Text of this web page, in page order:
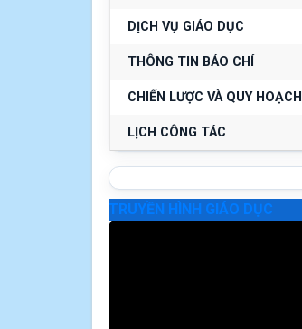
DỊCH VỤ GIÁO DỤC
THÔNG TIN BÁO CHÍ
CHIẾN LƯỢC VÀ QUY HOẠCH
LỊCH CÔNG TÁC
TRUYỀN HÌNH GIÁO DỤC